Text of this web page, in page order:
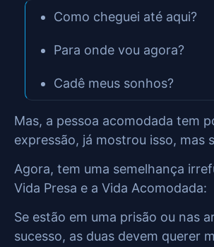
Como cheguei até aqui?
Para onde vou agora?
Cadê meus sonhos?
Mas, a pessoa acomodada tem
expressão, já mostrou isso, mas
Agora, tem uma semelhança
Vida Presa e a Vida Acomodada:
Se estão em uma prisão ou nas
sucesso, as duas devem querer